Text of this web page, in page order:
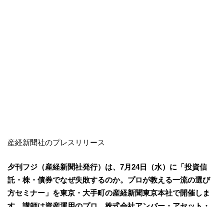
産経新聞社のプレスリリース
夕刊フジ（産経新聞社発行）は、7月24日（水）に「投資信
託・株・債券でなぜ失敗するのか。プロが教える一流の選び
方セミナー」を東京・大手町の産経新聞東京本社で開催しま